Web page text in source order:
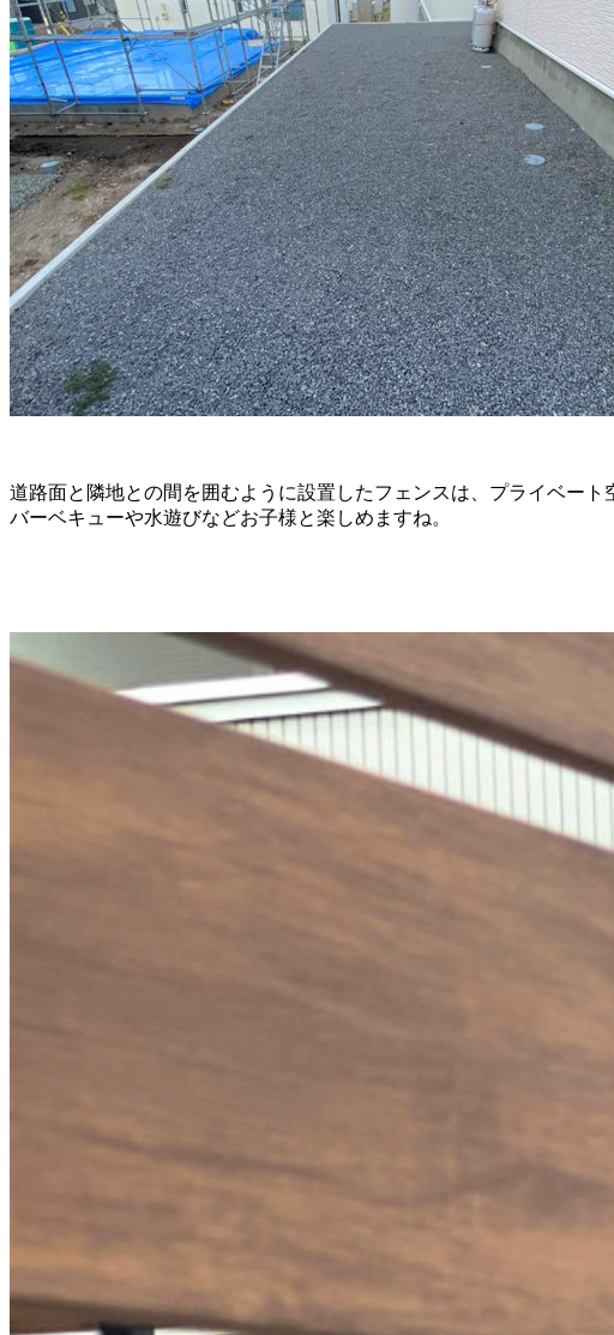
道路面と隣地との間を囲むように設置したフェンスは、プライベート
バーベキューや水遊びなどお子様と楽しめますね。